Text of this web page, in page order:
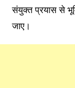
संयुक्त प्रयास से
जाए।